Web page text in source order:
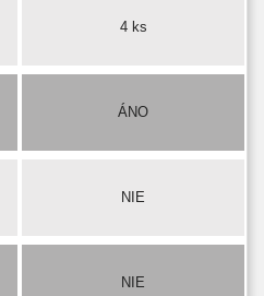
4 ks
ÁNO
NIE
NIE